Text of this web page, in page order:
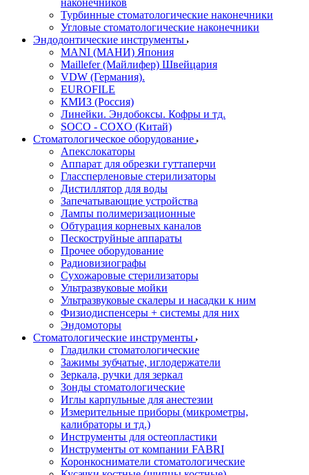
наконечников
Турбинные стоматологические наконечники
Угловые стоматологические наконечники
Эндодонтические инструменты
MANI (МАНИ) Япония
Maillefer (Майлифер) Швейцария
VDW (Германия).
EUROFILE
КМИЗ (Россия)
Линейки. Эндобоксы. Кофры и тд.
SOCO - COXO (Китай)
Стоматологическое оборудование
Апекслокаторы
Аппарат для обрезки гуттаперчи
Глассперленовые стерилизаторы
Дистиллятор для воды
Запечатывающие устройства
Лампы полимеризационные
Обтурация корневых каналов
Пескоструйные аппараты
Прочее оборудование
Радиовизиографы
Сухожаровые стерилизаторы
Ультразвуковые мойки
Ультразвуковые скалеры и насадки к ним
Физиодиспенсеры + системы для них
Эндомоторы
Стоматологические инструменты
Гладилки стоматологические
Зажимы зубчатые, иглодержатели
Зеркала, ручки для зеркал
Зонды стоматологические
Иглы карпульные для анестезии
Измерительные приборы (микрометры,
калибраторы и тд.)
Инструменты для остеопластики
Инструменты от компании FABRI
Коронкосниматели стоматологические